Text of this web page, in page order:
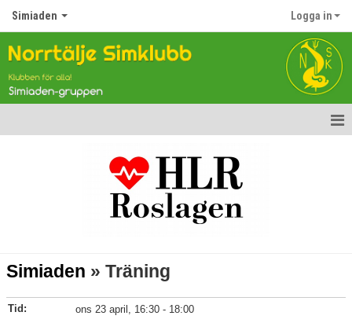
Simiaden Logga in
Simiaden » Träning
Tid:
ons 23 april, 16:30 - 18:00